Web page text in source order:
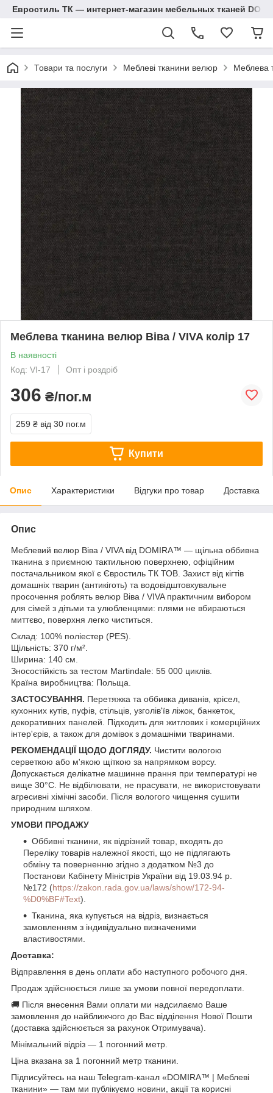
Евростиль ТК — интернет-магазин мебельных тканей
Товари та послуги Меблеві тканини велюр Меблева
Меблева тканина велюр Віва / VIVA колір 17
В наявності
Код: VI-17
Опт і роздріб
306 ₴/пог.м
259 ₴ від 30 пог.м
Купити
Опис Характеристики Відгуки про товар Доставка
Опис
Меблевий велюр Віва / VIVA від DOMIRA™ — щільна оббивна
тканина з приємною тактильною поверхнею, офіційним
постачальником якої є Євростиль ТК ТОВ. Захист від кігтів
домашніх тварин (антикіготь) та водовідштовхувальне
просочення роблять велюр Віва / VIVAпрактичним вибором
для сімей з дітьми та улюбленцями: плями не вбираються
миттєво, поверхня легко чиститься.
Склад: 100% поліестер (PES).
Щільність: 370 г/м².
Ширина: 140 см.
Зносостійкість за тестом Martindale: 55 000 циклів.
Країна виробництва: Польща.
ЗАСТОСУВАННЯ. Перетяжка та оббивка диванів, крісел,
кухонних кутів, пуфів, стільців, узголів'їв ліжок, банкеток,
декоративних панелей. Підходить для житлових і комерційних
інтер'єрів, а також для домівок з домашніми тваринами.
РЕКОМЕНДАЦІЇ ЩОДО ДОГЛЯДУ. Чистити вологою
серветкою або м'якою щіткою за напрямком ворсу.
Допускається делікатне машинне прання при температурі не
вище 30°C. Не відбілювати, не прасувати, не використовувати
агресивні хімічні засоби. Після вологого чищення сушити
природним шляхом.
УМОВИ ПРОДАЖУ
Оббивні тканини, як відрізний товар, входять до
Переліку товарів належної якості, що не підлягають
обміну та поверненню згідно з додатком №3 до
Постанови Кабінету Міністрів України від 19.03.94 р.
№172 (https://zakon.rada.gov.ua/laws/show/172-94-
%D0%BF#Text).
Тканина, яка купується на відріз, визнається
замовленням з індивідуально визначеними
властивостями.
Доставка:
Відправлення в день оплати або наступного робочого дня.
Продаж здійснюється лише за умови повної передоплати.
🚚 Після внесення Вами оплати ми надсилаємо Ваше
замовлення до найближчого до Вас відділення Нової Пошти
(доставка здійснюється за рахунок Отримувача).
Мінімальний відріз — 1 погонний метр.
Ціна вказана за 1 погонний метр тканини.
Підписуйтесь на наш Telegram-канал «DOMIRA™ | Меблеві
тканини» — там ми публікуємо новини, акції та корисні